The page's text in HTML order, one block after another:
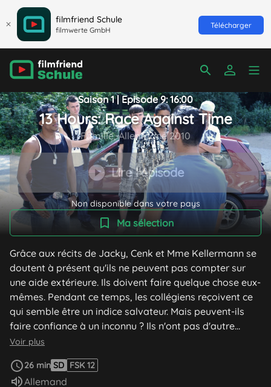
filmfriend Schule
filmwerte GmbH
Télécharger
Saison 1 | Episode 9: 16:00
13 Hours: Race Against Time
Famille, Allemagne 2010
Lire l'épisode
Non disponible dans votre pays
Ma sélection
Grâce aux récits de Jacky, Cenk et Mme Kellermann se
doutent à présent qu'ils ne peuvent pas compter sur
une aide extérieure. Ils doivent faire quelque chose eux-
mêmes. Pendant ce temps, les collégiens reçoivent ce
qui semble être un indice salvateur. Mais peuvent-ils
faire confiance à un inconnu ? Ils n'ont pas d'autre
choix. Il ne leur reste que quatre heures et chaque
Voir plus
26 min SD FSK 12
Audio :
Allemand